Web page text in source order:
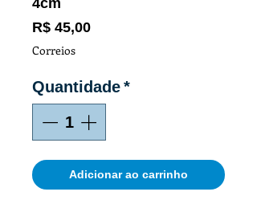
4cm
R$ 45,00Preço
Correios
Quantidade*
Adicionar ao carrinho